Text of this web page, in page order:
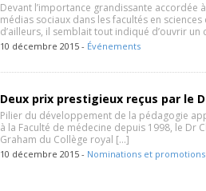
Devant l’importance grandissante accordée
médias sociaux dans les facultés en sciences
d’ailleurs, il semblait tout indiqué d’ouvrir
10 décembre 2015 - Événements
Deux prix prestigieux reçus par le
Pilier du développement de la pédagogie
à la Faculté de médecine depuis 1998, le Dr
Graham du Collège royal […]
10 décembre 2015 - Nominations et promotions